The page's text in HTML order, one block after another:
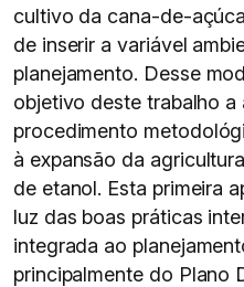
cultivo da cana-de-
de inserir a variável
planejamento. Desse
objetivo deste trabalho a
procedimento
à expansão da
de etanol. Esta primeira
luz das boas práticas
integrada ao
principalmente do Plano